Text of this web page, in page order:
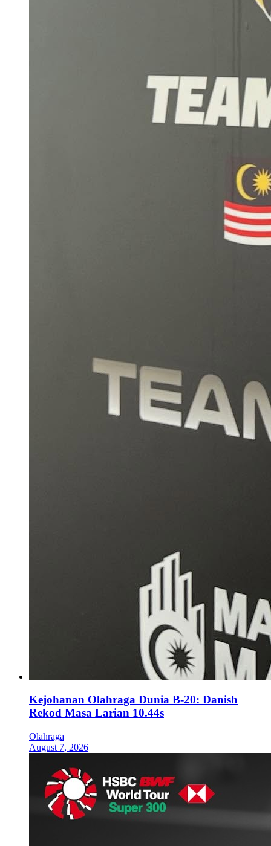
Kejohanan Olahraga Dunia B-20: Danish
Rekod Masa Larian 10.44s
Olahraga
August 7, 2026